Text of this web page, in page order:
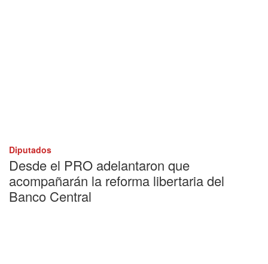
Diputados
Desde el PRO adelantaron que
acompañarán la reforma libertaria del
Banco Central